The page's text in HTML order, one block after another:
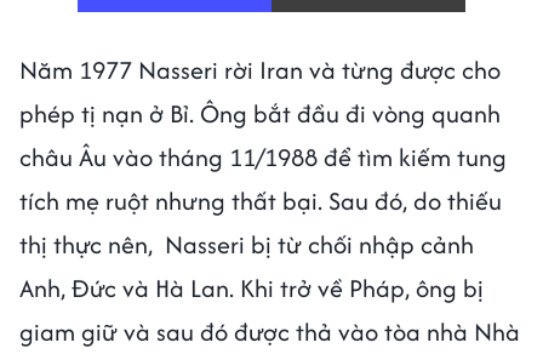
Năm 1977 Nasseri rời Iran và từng được cho
phép tị nạn ở Bỉ. Ông bắt đầu đi vòng quanh
châu Âu vào tháng 11/1988 để tìm kiếm tung
tích mẹ ruột nhưng thất bại. Sau đó, do thiếu
thị thực nên, Nasseri bị từ chối nhập cảnh
Anh, Đức và Hà Lan. Khi trở về Pháp, ông bị
giam giữ và sau đó được thả vào tòa nhà Nhà